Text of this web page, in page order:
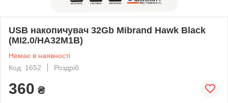
USB накопичувач 32Gb Mibrand Hawk Black
(MI2.0/HA32M1B)
Немає в наявності
Код: 1652
Роздріб
360 ₴